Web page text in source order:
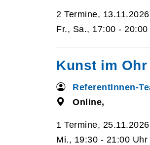
2 Termine,
Fr., Sa., 17:00 - 20:00
Kunst im
ReferentInnen-
Online,
1 Termine, 25.11.2026
Mi., 19:30 - 21:00 Uhr